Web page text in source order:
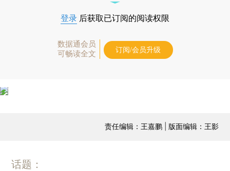
登录 后获取已订阅的阅读权限
数据通会员
可畅读全文
订阅/会员升级
责任编辑：王嘉鹏 | 版面编辑：王影
话题：